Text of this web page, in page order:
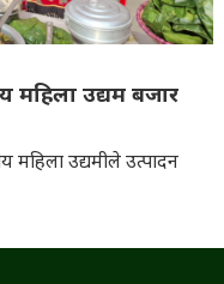
महिला उद्यम बजार
महिला उद्यमीले उत्पादन